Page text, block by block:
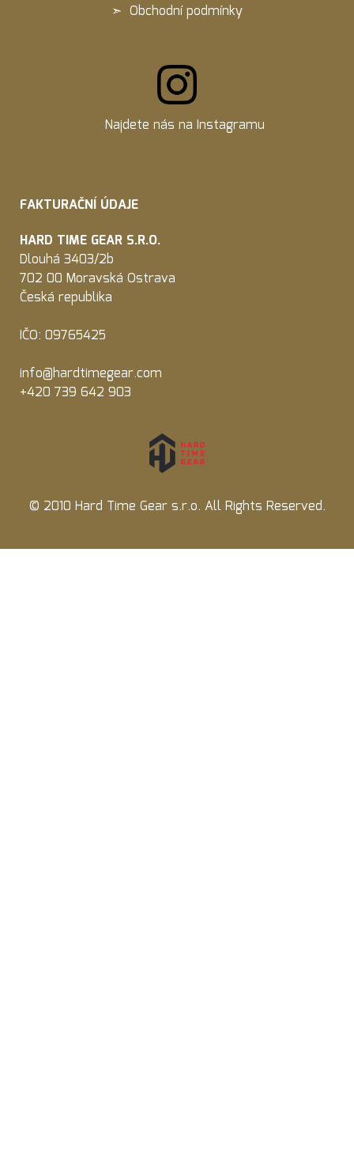
➣ Obchodní podmínky
Najdete nás na Instagramu
FAKTURAČNÍ ÚDAJE
HARD TIME GEAR S.R.O.
Dlouhá 3403/2b
702 00 Moravská Ostrava
Česká republika
IČO: 09765425
info@hardtimegear.com
+420 739 642 903
© 2010 Hard Time Gear s.r.o. All Rights Reserved.